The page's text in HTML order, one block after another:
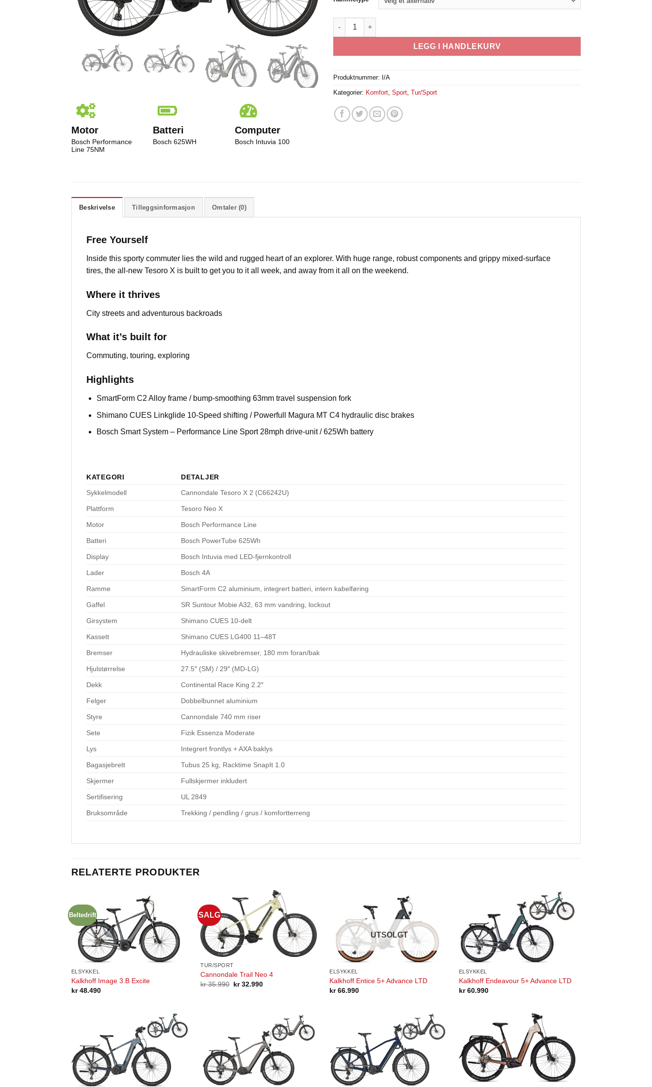
Motor
Bosch Performance
Line 75NM
Batteri
Bosch 625WH
Computer
Bosch Intuvia 100
Cannondale Tesoro Neo X2 antall
LEGG I HANDLEKURV
Produktnummer: I/A
Kategorier: Komfort Sport Tur/Sport
Beskrivelse Tilleggsinformasjon Omtaler (0)
Free Yourself
Inside this sporty commuter lies the wild and rugged heart of an explorer. With huge range, robust components and grippy mixed-surface
tires, the all-new Tesoro X is built to get you to it all week, and away from it all on the weekend.
Where it thrives
City streets and adventurous backroads
What it’s built for
Commuting, touring, exploring
Highlights
SmartForm C2 Alloy frame / bump-smoothing 63mm travel suspension fork
Shimano CUES Linkglide 10-Speed shifting / Powerfull Magura MT C4 hydraulic disc brakes
Bosch Smart System – Performance Line Sport 28mph drive-unit / 625Wh battery
KATEGORI
DETALJER
Sykkelmodell
Cannondale Tesoro X 2 (C66242U)
Plattform Tesoro Neo X
Motor Bosch Performance Line
Batteri Bosch PowerTube 625Wh
Display Bosch Intuvia med LED-fjernkontroll
Lader Bosch 4A
Ramme SmartForm C2 aluminium, integrert batteri, intern kabelføring
Gaffel SR Suntour Mobie A32, 63 mm vandring, lockout
Girsystem Shimano CUES 10-delt
Kassett Shimano CUES LG400 11–48T
Bremser Hydrauliske skivebremser, 180 mm foran/bak
Hjulstørrelse 27.5″ (SM) / 29″ (MD-LG)
Dekk Continental Race King 2.2″
Felger Dobbelbunnet aluminium
Styre Cannondale 740 mm riser
Sete Fizik Essenza Moderate
Lys Integrert frontlys + AXA baklys
Bagasjebrett Tubus 25 kg, Racktime SnapIt 1.0
Skjermer Fullskjermer inkludert
Sertifisering UL 2849
Bruksområde Trekking / pendling / grus / komfortterreng
RELATERTE PRODUKTER
Beltedrift
ELSYKKEL
Kalkhoff Image 3.B Excite
kr48.490
SALG
TUR/SPORT
Cannondale Trail Neo 4
kr35.990 Opprinnelig
kr32.990Nåværende
UTSOLGT
ELSYKKEL
Kalkhoff Entice 5+ Advance LTD
kr66.990
ELSYKKEL
Kalkhoff Endeavour 5+ Advance LTD
kr60.990